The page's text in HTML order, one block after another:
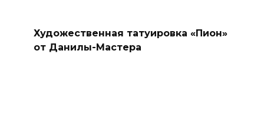
Художественная татуировка «Пион»
от Данилы-Мастера